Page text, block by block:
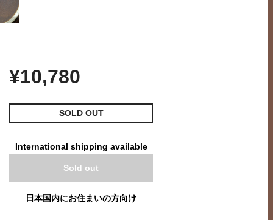
¥10,780
SOLD OUT
International shipping available
Sold out
日本国内にお住まいの方向け